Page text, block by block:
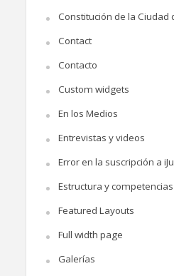
Constitución de la Ciudad
Contact
Contacto
Custom widgets
En los Medios
Entrevistas y videos
Error en la suscripción a
Estructura y competencias
Featured Layouts
Full width page
Galerías